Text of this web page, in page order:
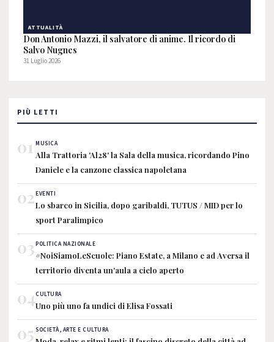
ATTUALITÀ
Don Antonio Mazzi, il salvatore di anime. Il ricordo di
Salvo Nugnes
31 Luglio 2026
PIÙ LETTI
01 MUSICA
Alla Trattoria 'Al28' la Sala della musica, ricordando Pino
Daniele e la canzone classica napoletana
02EVENTI
Lo sbarco in Sicilia, dopo garibaldi, TUTUS / MID per lo
sport Paralimpico
03POLITICA NAZIONALE
#NoiSiamoLeScuole: Piano Estate, a Milano e ad Aversa il
territorio diventa un'aula a cielo aperto
04CULTURA
Uno più uno fa undici di Elisa Fossati
05 SOCIETÀ, ARTE E CULTURA